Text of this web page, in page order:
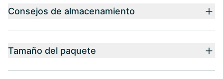
Consejos de almacenamiento
Tamaño del paquete